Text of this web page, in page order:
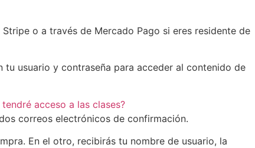
Stripe o a través de Mercado Pago si eres residente de
usuario y contraseña para acceder al contenido de
acceso a las clases?
correos electrónicos de confirmación.
En el otro, recibirás tu nombre de usuario, la